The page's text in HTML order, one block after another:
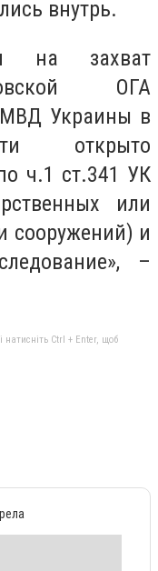
внутрь.
на захват
ОГА
Украины в
открыто
ч.1 ст.341 УК
или
сооружений) и
–
натисніть Ctrl + Enter, щоб